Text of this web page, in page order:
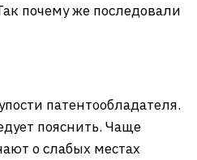
почему же последовали
патентообладателя.
пояснить. Чаще
о слабых местах